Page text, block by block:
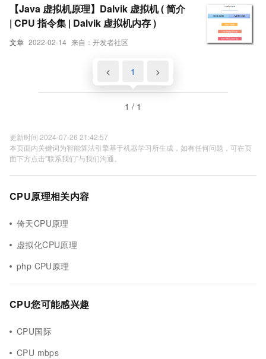
文章 2022-02-14 来自：开发者社区
【Java 虚拟机原理】Dalvik 虚拟机 ( 简介
| CPU 指令集 | Dalvik 虚拟机内存 )
< 1 >
1 / 1
更新时间 2024-07-26 21:42:57
本页面内关键词为智能算法引擎基于机器学习所生成，如有任何问题，可在页
面下方点击"联系我们"与我们沟通。
CPU原理相关内容
倚天CPU原理
虚拟化CPU原理
php CPU原理
CPU您可能感兴趣
CPU国际
CPU mbps